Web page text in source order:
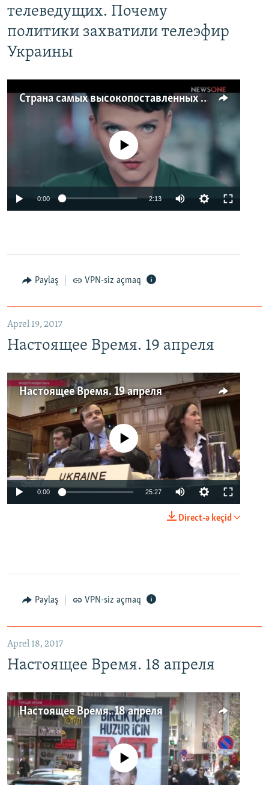
телеведущих. Почему
политики захватили телеэфир
Украины
Страна самых высокопоставленных телеведущих. Почему политики захватили телеэфир Украины
No media source currently available
0:00 2:13
Paylaş VPN-siz açmaq
Aprel 19, 2017
Настоящее Время. 19 апреля
Настоящее Время. 19 апреля
No media source currently available
0:00 25:27
Direct-ə keçid
Paylaş VPN-siz açmaq
Aprel 18, 2017
Настоящее Время. 18 апреля
Настоящее Время. 18 апреля
No media source currently available